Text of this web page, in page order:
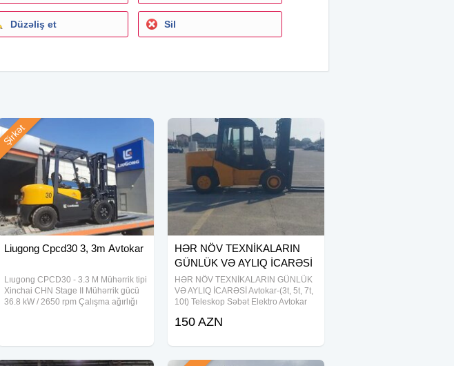
Düzəliş et Sil
Liugong Cpcd30 3, 3m Avtokar
Lıugong CPCD30 - 3.3 M Mühərrik tipi
Xinchai CHN Stage II Mühərrik gücü
36.8 kW / 2650 rpm Çalışma ağırlığı
Şirkət
HƏR NÖV TEXNİKALARIN
GÜNLÜK VƏ AYLIQ İCARƏSİ
HƏR NÖV TEXNİKALARIN GÜNLÜK
VƏ AYLIQ İCARƏSİ Avtokar-(3t, 5t, 7t,
10t) Teleskop Səbət Elektro Avtokar
150 AZN